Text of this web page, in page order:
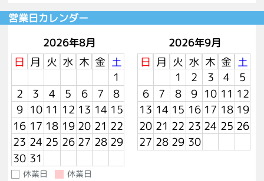
営業日カレンダー
2026年8月
日 月 火 水 木 金 土
1
2
3 4 5 6 7
8
9 10 11 12 13 14 15
16 17 18 19 20 21 22
23 24 25 26 27 28 29
30 31
2026年9月
日 月 火 水 木 金 土
1
2 3 4
5
6
7 8 9 10 11 12
13 14 15 16 17 18 19
20 21 22 23 24 25 26
27 28 29 30
休業日
休業日